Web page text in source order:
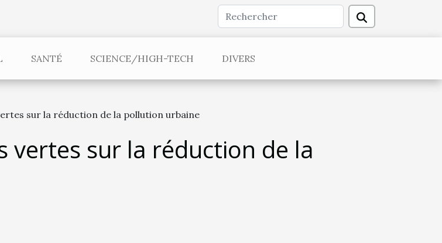
SANTÉ SCIENCE/HIGH-TECH DIVERS
sur la réduction de la pollution urbaine
vertes sur la réduction de la